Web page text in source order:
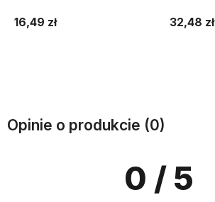
16,49 zł 32,48 zł
Opinie o produkcie (0)
0 / 5